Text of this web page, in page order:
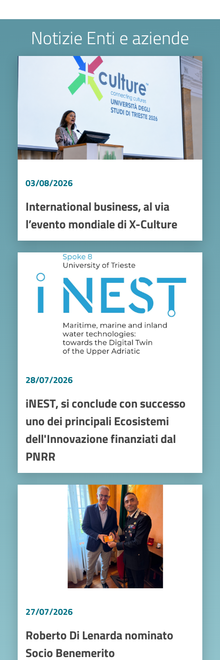
Notizie Enti e aziende
Image
03/08/2026
International business, al via
l’evento mondiale di X-Culture
28/07/2026
iNEST, si conclude con successo
uno dei principali Ecosistemi
dell'Innovazione finanziati dal
PNRR
27/07/2026
Roberto Di Lenarda nominato
Socio Benemerito